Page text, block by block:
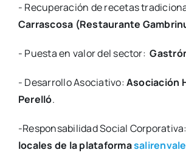
- Recu­pe­ra­ción de rece­tas
Carras­co­sa (Res­tau­ran­te
- Pues­ta en valor del sec­tor:
- Desa­rro­llo Aso­cia­ti­vo:Aso­cia­ción
Pere­lló.
-Res­pon­sa­bi­li­dad Social Cor­po­ra­ti­va:
loca­les de la pla­ta­for­ma